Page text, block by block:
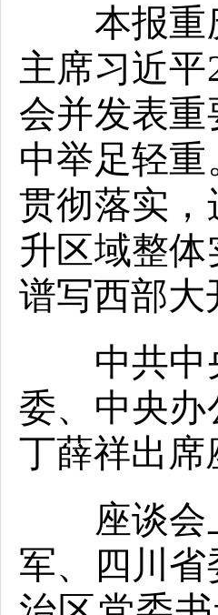
本报重庆
主席习近
会并发表
中举足轻
贯彻落实
升区域整
谱写西部大
中共中央
委、中央
丁薛祥出席
座谈会上
军、四川